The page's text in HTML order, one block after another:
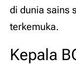
di dunia sains
terkemuka.
Kepala